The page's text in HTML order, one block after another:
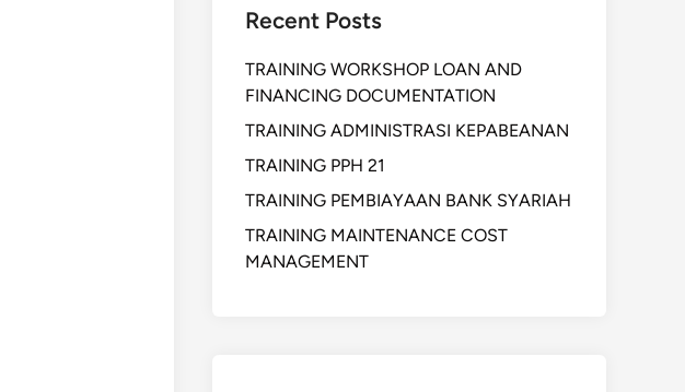
Recent Posts
TRAINING WORKSHOP LOAN AND
FINANCING DOCUMENTATION
TRAINING ADMINISTRASI KEPABEANAN
TRAINING PPH 21
TRAINING PEMBIAYAAN BANK SYARIAH
TRAINING MAINTENANCE COST
MANAGEMENT